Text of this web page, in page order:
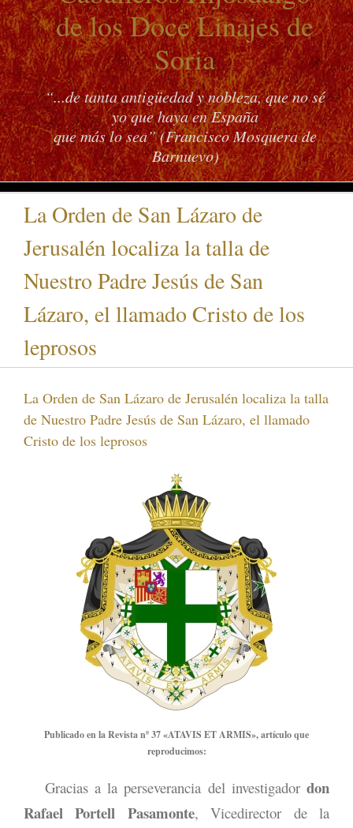
de los Doce Linajes de
Soria
“...de tanta antigüedad y nobleza, que no sé
yo que haya en España
que más lo sea” (Francisco Mosquera de
Barnuevo)
La Orden de San Lázaro de
Jerusalén localiza la talla de
Nuestro Padre Jesús de San
Lázaro, el llamado Cristo de los
leprosos
La Orden de San Lázaro de Jerusalén localiza la talla
de Nuestro Padre Jesús de San Lázaro, el llamado
Cristo de los leprosos
Publicado en la Revista nº 37 «ATAVIS ET ARMIS», artículo que
reproducimos:
Gracias a la perseverancia del investigador don
Rafael Portell Pasamonte, Vicedirector de la